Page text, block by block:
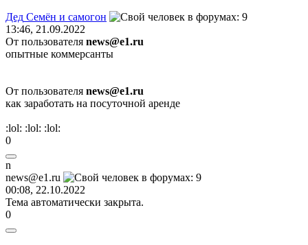
Дед Семён и самогон
13:46, 21.09.2022
От пользователя news@e1.ru
опытные коммерсанты
От пользователя news@e1.ru
как заработать на посуточной аренде
:lol: :lol: :lol:
0
n
news@e1.ru
00:08, 22.10.2022
Тема автоматически закрыта.
0